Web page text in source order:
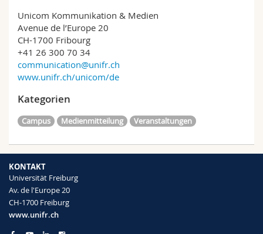
Unicom Kommunikation & Medien
Avenue de l’Europe 20
CH-1700 Fribourg
+41 26 300 70 34
communication@unifr.ch
www.unifr.ch/unicom/de
Kategorien
Campus Medienmitteilung Veranstaltungen
KONTAKT
Universität Freiburg
Av. de l'Europe 20
CH-1700 Freiburg
www.unifr.ch